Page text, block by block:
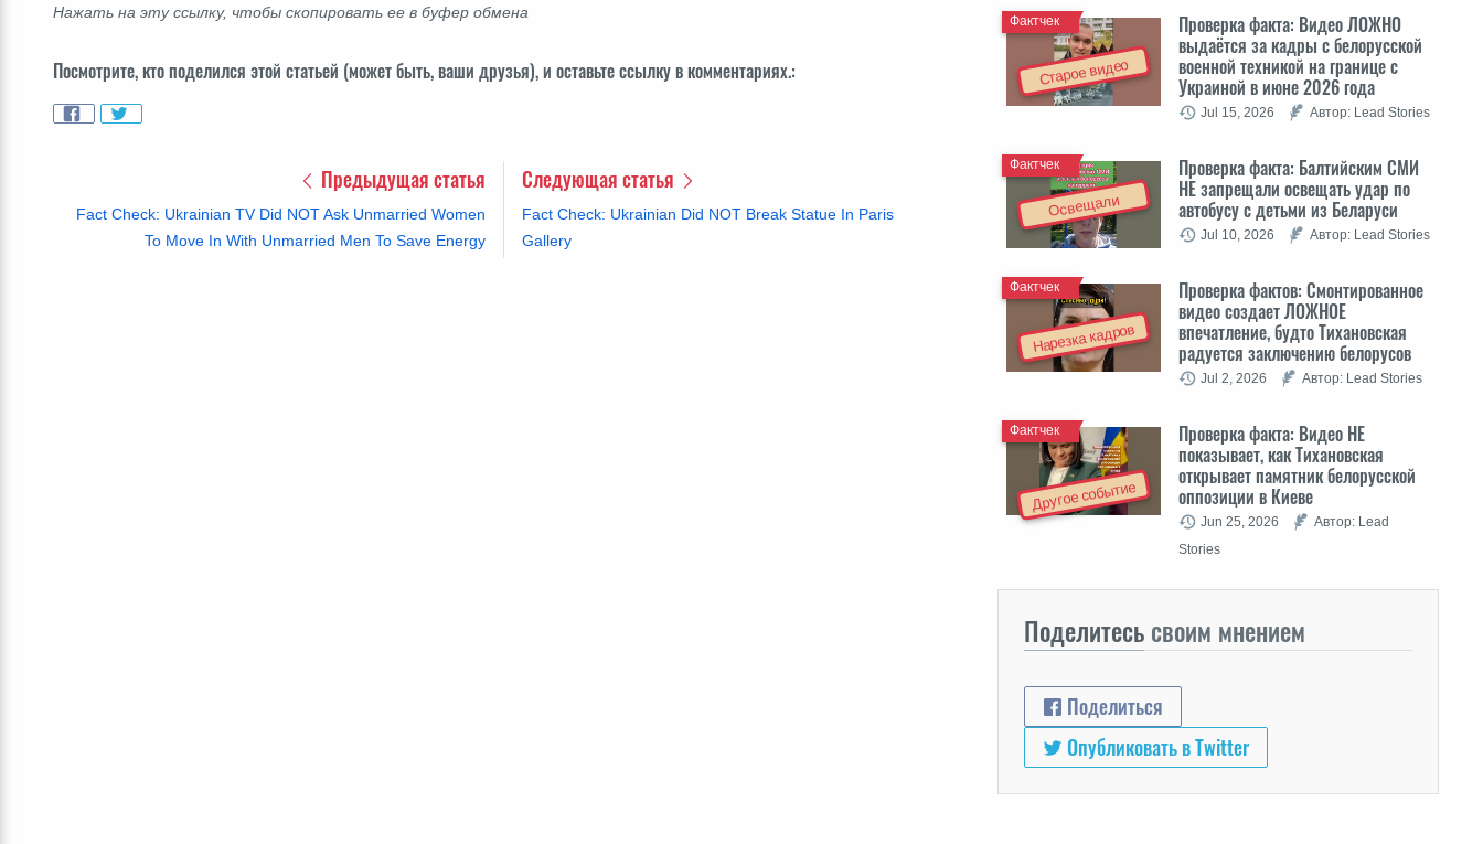
Нажать на эту ссылку, чтобы скопировать ее в буфер обмена
Посмотрите, кто поделился этой статьей (может быть, ваши друзья), и оставьте ссылку в комментариях.:
Предыдущая статья
Fact Check: Ukrainian TV Did NOT Ask Unmarried Women
To Move In With Unmarried Men To Save Energy
Следующая статья
Fact Check: Ukrainian Did NOT Break Statue In Paris
Gallery
Старое видео
Проверка факта: Видео ЛОЖНО
выдаётся за кадры с белорусской
военной техникой на границе с
Украиной в июне 2026 года
Фактчек
Jul 15, 2026 Автор: Lead Stories
Освещали
Проверка факта: Балтийским СМИ
НЕ запрещали освещать удар по
автобусу с детьми из Беларуси
Фактчек
Jul 10, 2026 Автор: Lead Stories
Нарезка кадров
Проверка фактов: Cмонтированное
видео создает ЛОЖНОЕ
впечатление, будто Тихановская
радуется заключению белорусов
Фактчек
Jul 2, 2026 Автор: Lead Stories
Другое событие
Проверка факта: Видео НЕ
показывает, как Тихановская
открывает памятник белорусской
оппозиции в Киеве
Фактчек
Jun 25, 2026
Автор: Lead
Stories
Поделитесь своим мнением
Поделиться
Опубликовать в Twitter